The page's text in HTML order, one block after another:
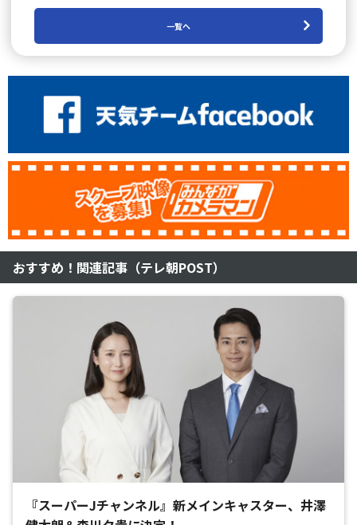
一覧へ
おすすめ！関連記事（テレ朝POST）
『スーパーJチャンネル』新メインキャスター、井澤